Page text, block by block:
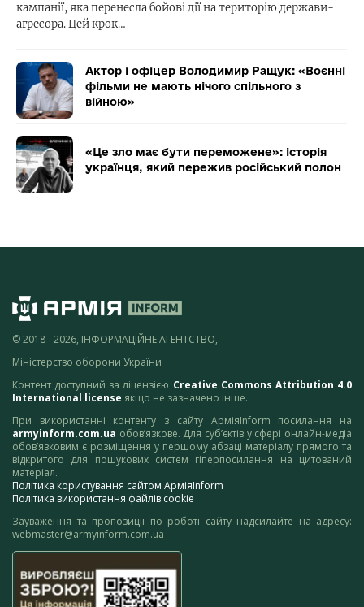
кампанії, яка перенесла бойові дії на територію держави-
агресора. Цей крок…
Актор і офіцер Володимир Ращук: «Воєнні
фільми не мають нічого спільного з
війною»
«Це зло має бути переможене»: історія
українця, який пережив російський полон
© 2018 - 2026, ІНФОРМАЦІЙНЕ АГЕНТСТВО,
Міністерство оборони України
Контент доступний за ліцензією Creative Commons Attribution 4.0
International license якщо не зазначено інше.
При використанні контенту з сайту АрміяInform посилання на
armyinform.com.ua обов’язкове. Для суб’єктів у сфері онлайн-медіа
обов’язковим є розміщення у першому абзаці матеріалу прямого та
відкритого для пошукових систем гіперпосилання на цитований
матеріал.
Політика користування сайтом АрміяInform
Політика використання файлів cookie
Зауваження та пропозиції по роботі сайту надсилайте на адресу:
webmaster@armyinform.com.ua